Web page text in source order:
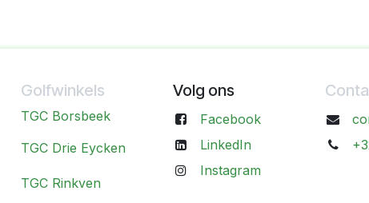
Golfwinkels
TGC Borsbeek
TGC Drie Eycken
TGC Rinkven
Volg ons
Facebook
LinkedIn
Instagram